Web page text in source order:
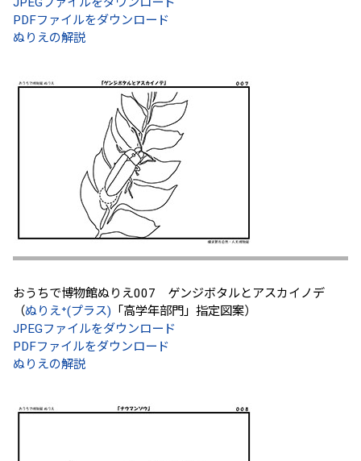
PDFファイルをダウンロード
ぬりえの解説
おうちで博物館ぬりえ007 ゲンジボタルとアスカイノデ
（ぬりえ⁺(プラス) 「高学年部門」指定図案）
JPEGファイルをダウンロード
PDFファイルをダウンロード
ぬりえの解説